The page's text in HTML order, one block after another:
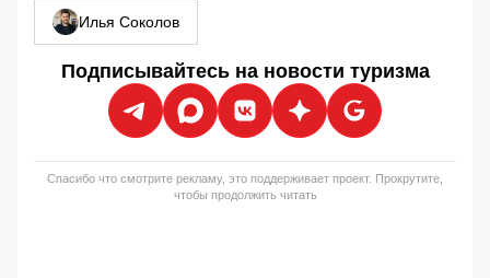
Илья Соколов
Подписывайтесь на новости туризма
Спасибо что смотрите рекламу, это поддерживает проект. Прокрутите,
чтобы продолжить читать